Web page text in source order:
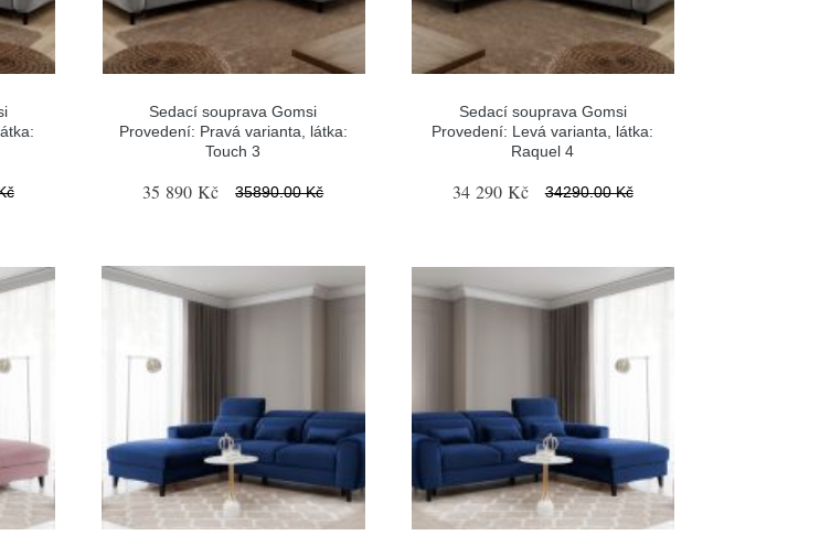
Sedací souprava Gomsi
Provedení: Pravá varianta, látka:
Touch 3
35 890 Kč 35890.00 Kč
Sedací souprava Gomsi
Provedení: Levá varianta, látka:
Raquel 4
34 290 Kč 34290.00 Kč